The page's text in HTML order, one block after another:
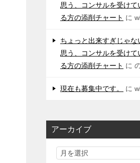
思う、コンサルを受けて
る方の添削チャート に
ちょっと出来すぎじゃな
思う、コンサルを受けて
る方の添削チャート に
現在も募集中です。 に
アーカイブ